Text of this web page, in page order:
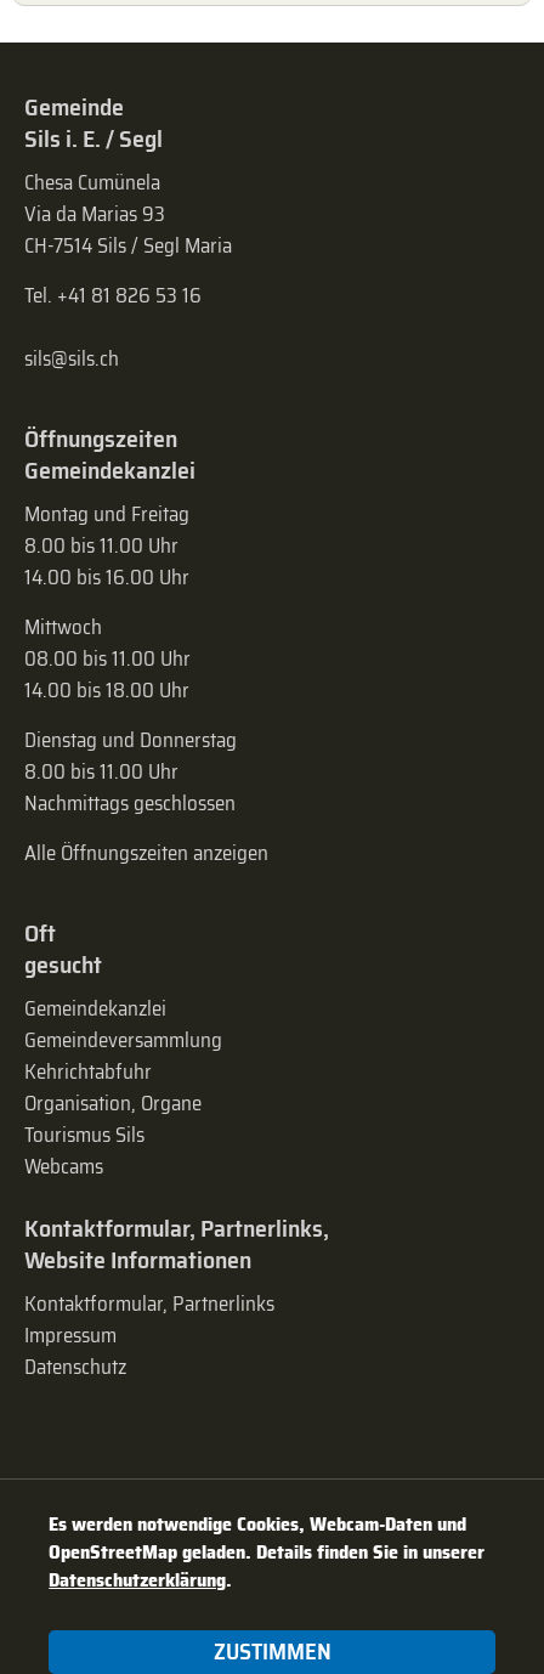
Gemeinde
Sils i. E. / Segl
Chesa Cumünela
Via da Marias 93
CH-7514 Sils / Segl Maria
Tel. +41 81 826 53 16
sils@sils.ch
Öffnungszeiten
Gemeindekanzlei
Montag und Freitag
8.00 bis 11.00 Uhr
14.00 bis 16.00 Uhr
Mittwoch
08.00 bis 11.00 Uhr
14.00 bis 18.00 Uhr
Dienstag und Donnerstag
8.00 bis 11.00 Uhr
Nachmittags geschlossen
Alle Öffnungszeiten anzeigen
Oft
gesucht
Gemeindekanzlei
Gemeinde­versammlung
Kehrichtabfuhr
Organisation, Organe
Tourismus Sils
Webcams
Kontaktformular, Partnerlinks,
Website Informationen
Kontaktformular, Partnerlinks
Impressum
Datenschutz
Es werden notwendige Cookies, Webcam-Daten und
OpenStreetMap geladen. Details finden Sie in unserer
Datenschutzerklärung.
ZUSTIMMEN